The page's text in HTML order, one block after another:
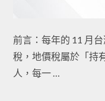
前言：每年的 11 月
稅，地價稅屬於「持
人，每一 …